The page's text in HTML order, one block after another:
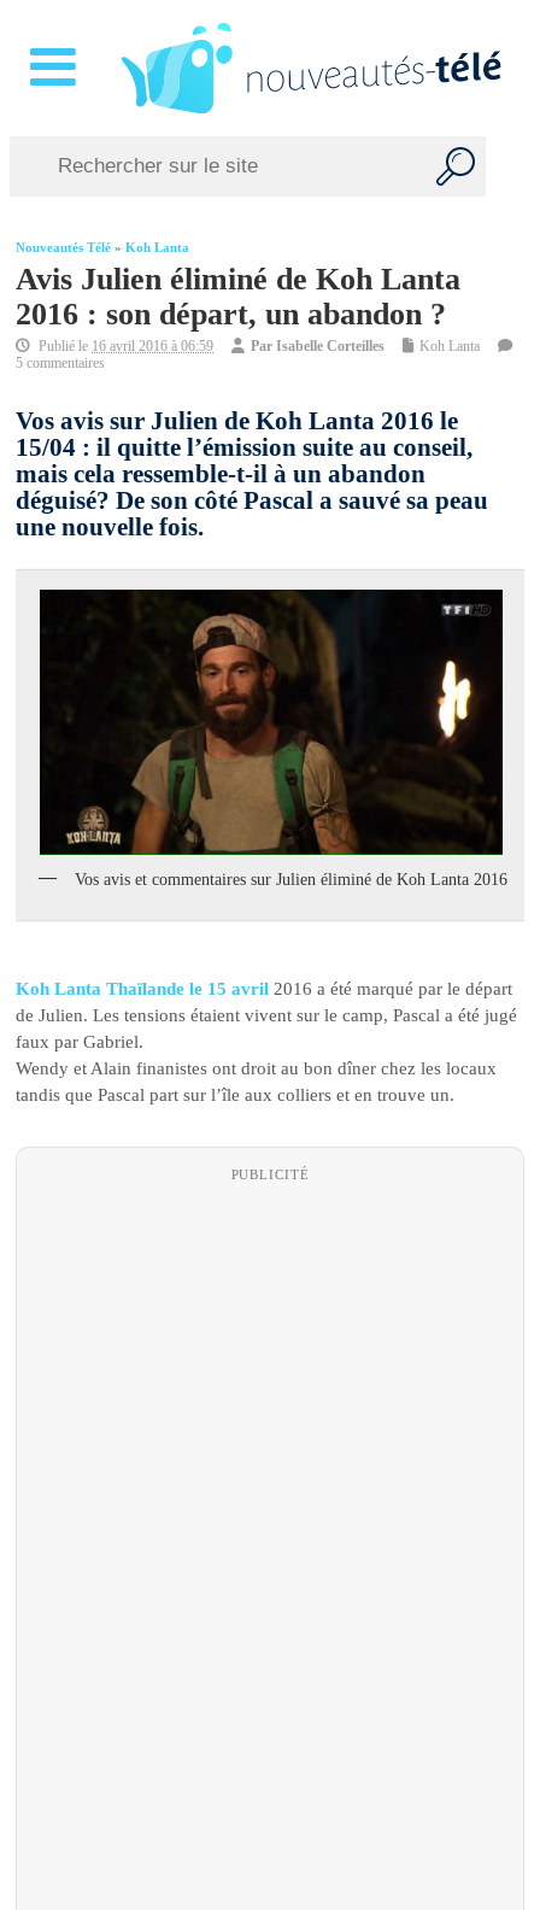
Nouveautés Télé »Koh Lanta
Avis Julien éliminé de Koh Lanta
2016 : son départ, un abandon ?
Publié le 16 avril 2016 à 06:59 ParIsabelle Corteilles
Koh Lanta
5 commentaires
Vos avis sur Julien de Koh Lanta 2016 le
15/04 : il quitte l’émission suite au conseil,
mais cela ressemble-t-il à un abandon
déguisé? De son côté Pascal a sauvé sa peau
une nouvelle fois.
Vos avis et commentaires sur Julien éliminé de Koh Lanta 2016
Koh Lanta Thaïlande le 15 avril 2016 a été marqué par le départ
de Julien. Les tensions étaient vivent sur le camp, Pascal a été jugé
faux par Gabriel.
Wendy et Alain finanistes ont droit au bon dîner chez les locaux
tandis que Pascal part sur l’île aux colliers et en trouve un.
PUBLICITÉ